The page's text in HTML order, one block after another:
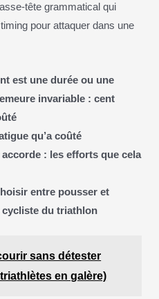
tête grammatical qui
pour attaquer dans une
est une durée ou une
invariable : cent
qu’a coûté
accorde : les efforts que cela
entre pousser et
du triathlon
sans détester
en galère)